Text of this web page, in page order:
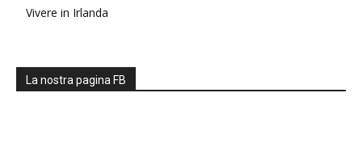
Vivere in Irlanda
La nostra pagina FB